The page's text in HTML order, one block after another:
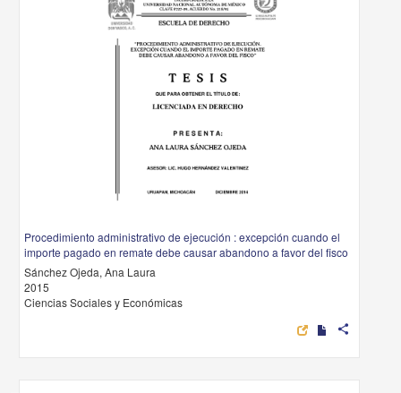
Procedimiento administrativo de ejecución : excepción cuando el
importe pagado en remate debe causar abandono a favor del fisco
Sánchez Ojeda, Ana Laura
2015
Ciencias Sociales y Económicas
share